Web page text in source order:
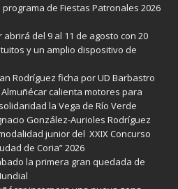
de Fiestas Patronales 2026
abrirá del 9 al 11 de agosto con 20
y un amplio dispositivo de
Rodríguez ficha por UD Barbastro
calienta motores para
la Vega de Río Verde
González-Aurioles Rodríguez
junior del XXIX Concurso
de Coria” 2026
la primera gran quedada de